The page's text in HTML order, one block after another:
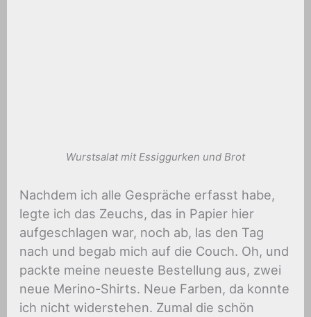
Wurstsalat mit Essiggurken und Brot
Nachdem ich alle Gespräche erfasst habe,
legte ich das Zeuchs, das in Papier hier
aufgeschlagen war, noch ab, las den Tag
nach und begab mich auf die Couch. Oh, und
packte meine neueste Bestellung aus, zwei
neue Merino-Shirts. Neue Farben, da konnte
ich nicht widerstehen. Zumal die schön